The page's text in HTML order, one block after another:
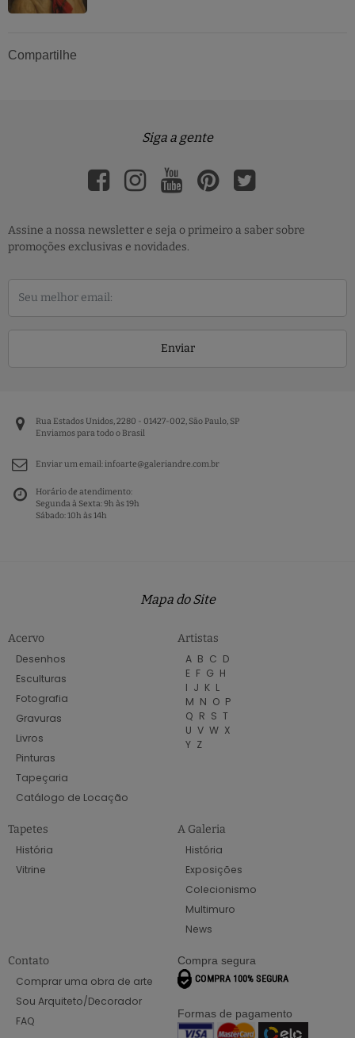
Compartilhe
Siga a gente
Assine a nossa newsletter e seja o primeiro a saber sobre
promoções exclusivas e novidades.
Enviar
Rua Estados Unidos, 2280 - 01427-002, São Paulo, SP
Enviamos para todo o Brasil
Enviar um email:infoarte@galeriandre.com.br
Horário de atendimento:
Segunda à Sexta: 9h às 19h
Sábado: 10h às 14h
Mapa do Site
Acervo
Desenhos
Esculturas
Fotografia
Gravuras
Livros
Pinturas
Tapeçaria
Catálogo de Locação
Artistas
A B C D
E F G H
I J K L
M N O P
Q R S T
U V W X
Y Z
Tapetes
História
Vitrine
A Galeria
História
Exposições
Colecionismo
Multimuro
News
Contato
Comprar uma obra de arte
Sou Arquiteto/Decorador
FAQ
Compra segura
Formas de pagamento